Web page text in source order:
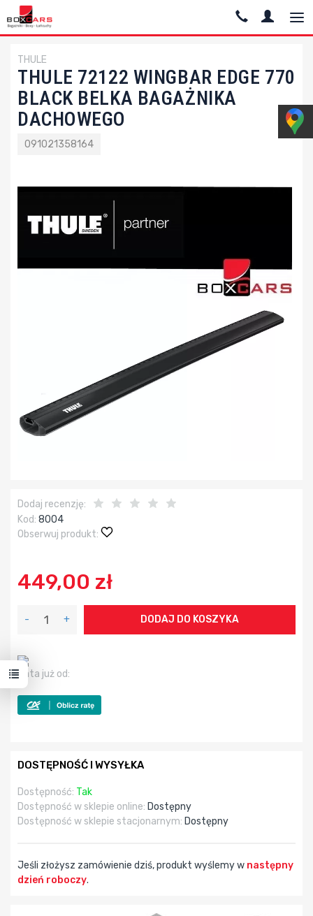
THULE
THULE 72122 WINGBAR EDGE 770
BLACK BELKA BAGAŻNIKA
DACHOWEGO
091021358164
Dodaj recenzję:
Kod: 8004
Obserwuj produkt:
449,00 zł
- + DODAJ DO KOSZYKA
Rata już od:
DOSTĘPNOŚĆ I WYSYŁKA
Dostępność: Tak
Dostępność w sklepie online: Dostępny
Dostępność w sklepie stacjonarnym: Dostępny
Jeśli złożysz zamówienie dziś, produkt wyślemy w następny
dzień roboczy.